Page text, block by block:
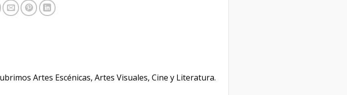
Artes Escénicas, Artes Visuales, Cine y Literatura.